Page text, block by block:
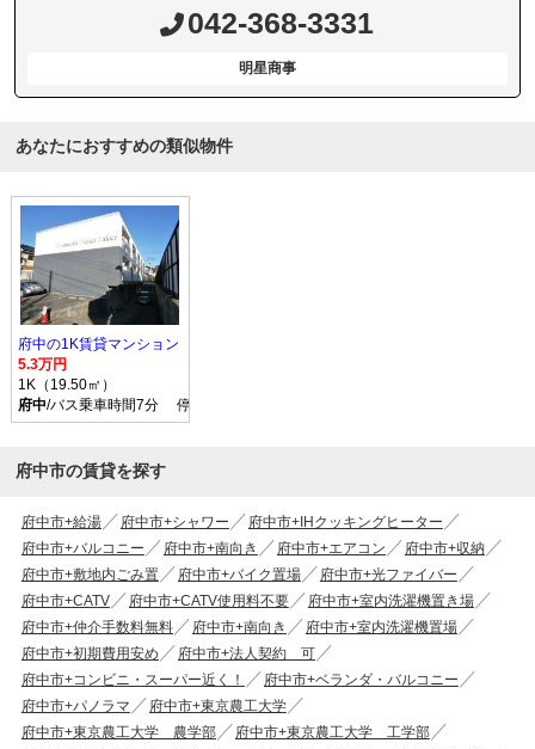
042-368-3331
明星商事
あなたにおすすめの類似物件
府中の1K賃貸マンション
5.3万円
1K（19.50㎡）
府中/バス乗車時間7分 停歩2分
府中市の賃貸を探す
府中市+給湯 府中市+シャワー
府中市+IHクッキングヒーター
府中市+バルコニー
府中市+南向き 府中市+エアコン
府中市+収納
府中市+敷地内ごみ置
府中市+バイク置場
府中市+光ファイバー
府中市+CATV
府中市+CATV使用料不要
府中市+室内洗濯機置き場
府中市+仲介手数料無料
府中市+南向き
府中市+室内洗濯機置場
府中市+初期費用安め
府中市+法人契約 可
府中市+コンビニ・スーパー近く！
府中市+ベランダ・バルコニー
府中市+パノラマ
府中市+東京農工大学
府中市+東京農工大学 農学部
府中市+東京農工大学 工学部